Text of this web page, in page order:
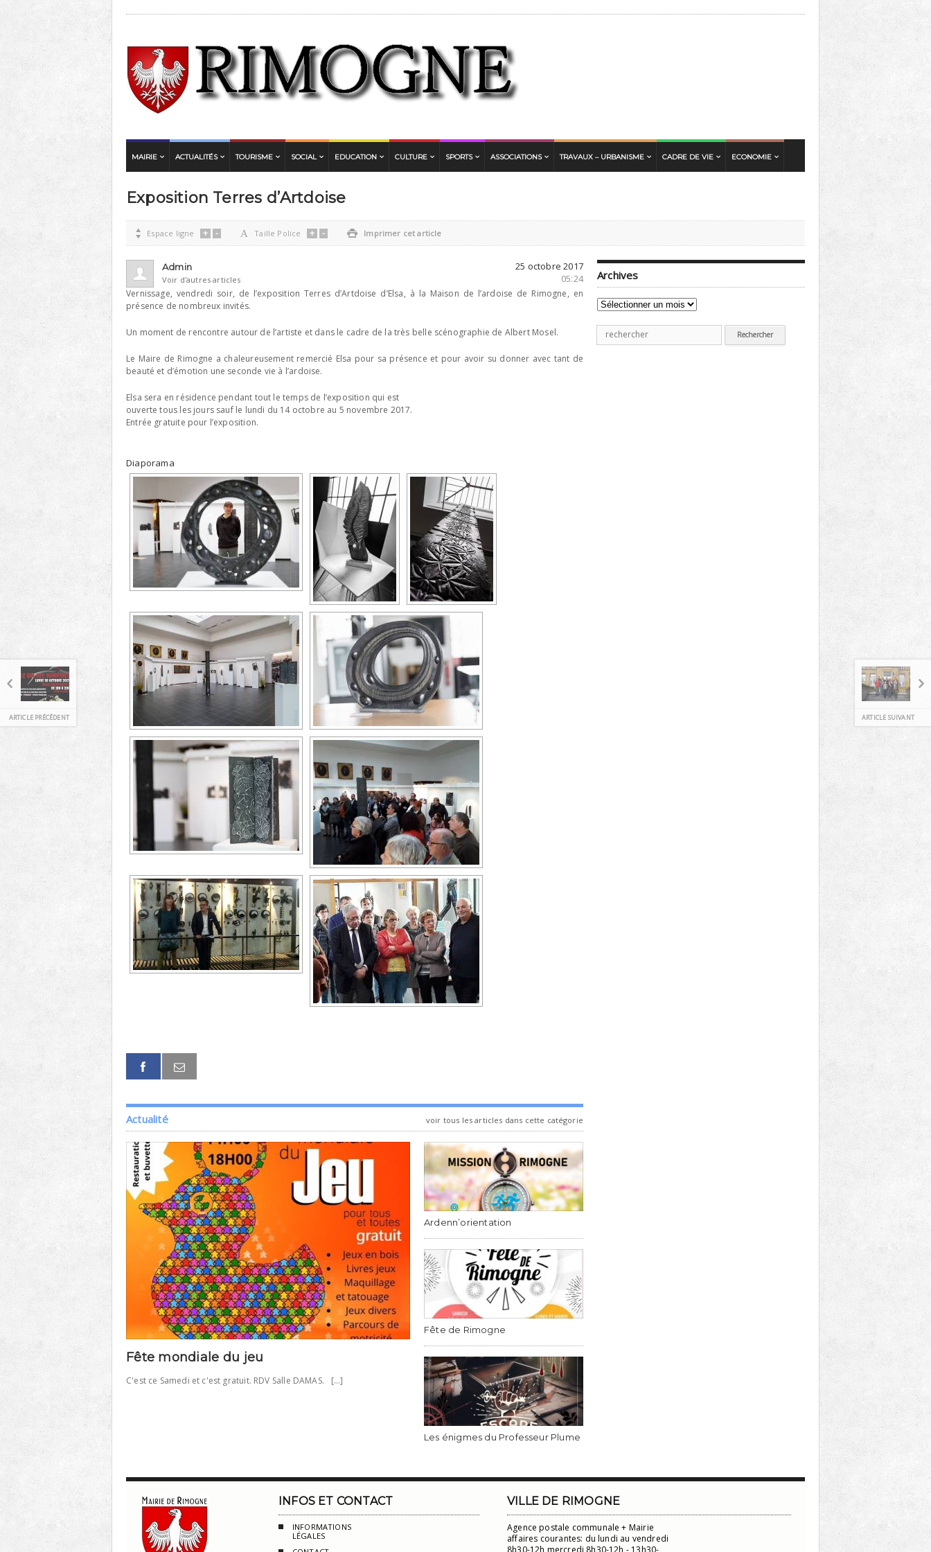
ARTICLE PRÉCÉDENT ARTICLE SUIVANT
MAIRIE ACTUALITÉS TOURISME SOCIAL EDUCATION CULTURE SPORTS ASSOCIATIONS TRAVAUX – URBANISME CADRE DE VIE ECONOMIE
Exposition Terres d’Artdoise
 Espace ligne + - A Taille Police + -  Imprimer cet article
Admin
Voir d'autres articles
25 octobre 2017
05:24
Vernissage, vendredi soir, de l’exposition Terres d’Artdoise d’Elsa, à la Maison de l’ardoise de Rimogne, en
présence de nombreux invités.
Un moment de rencontre autour de l’artiste et dans le cadre de la très belle scénographie de Albert Mosel.
Le Maire de Rimogne a chaleureusement remercié Elsa pour sa présence et pour avoir su donner avec tant de
beauté et d’émotion une seconde vie à l’ardoise.
Elsa sera en résidence pendant tout le temps de l’exposition qui est
ouverte tous les jours sauf le lundi du 14 octobre au 5 novembre 2017.
Entrée gratuite pour l’exposition.
Diaporama
Actualité voir tous les articles dans cette catégorie
Fête mondiale du jeu
C'est ce Samedi et c'est gratuit. RDV Salle DAMAS. [...]
Ardenn’orientation
Fête de Rimogne
Les énigmes du Professeur Plume
Archives
Archives
Recherche
pour
INFOS ET CONTACT
INFORMATIONS
LÉGALES
VILLE DE RIMOGNE
Agence postale communale + Mairie
affaires courantes: du lundi au vendredi
8h30-12h mercredi 8h30-12h - 13h30-